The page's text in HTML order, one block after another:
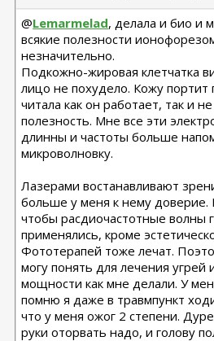
@Lemarmelad, делала и био и
всякие полезности
незначительно.
Подкожно-жировая клетчатка
лицо не похудело. Кожу портит
читала как он работает, так и
полезность. Мне все эти
длинны и частоты больше
микроволновку.
Лазерами востанавливают
больше у меня к нему доверие.
чтобы расдиочастотные волны
применялись, кроме
Фототерапей тоже лечат.
могу понять для лечения угрей
мощности как мне делали. У
помню я даже в травмпункт
что у меня ожог 2 степени.
руки оторвать надо, и голову